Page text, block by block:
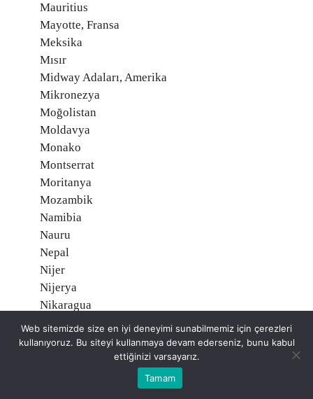
Mauritius
Mayotte, Fransa
Meksika
Mısır
Midway Adaları, Amerika
Mikronezya
Moğolistan
Moldavya
Monako
Montserrat
Moritanya
Mozambik
Namibia
Nauru
Nepal
Nijer
Nijerya
Nikaragua
Niue, Yeni Zelanda
Norveç O
Orta Afrika Cumhuriyeti
Web sitemizde size en iyi deneyimi sunabilmemiz için çerezleri
kullanıyoruz. Bu siteyi kullanmaya devam ederseniz, bunu kabul
ettiğinizi varsayarız.
Tamam